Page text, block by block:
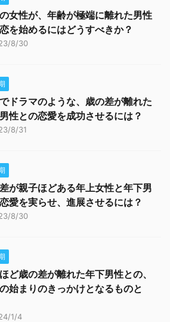
女性が、年齢が極端に離れた男性
を始めるにはどうすべきか？
8/30
ドラマのような、歳の差が離れた
性との恋愛を成功させるには？
8/31
が親子ほどある年上女性と年下男
愛を実らせ、進展させるには？
8/30
ど歳の差が離れた年下男性との、
始まりのきっかけとなるものと
1/4